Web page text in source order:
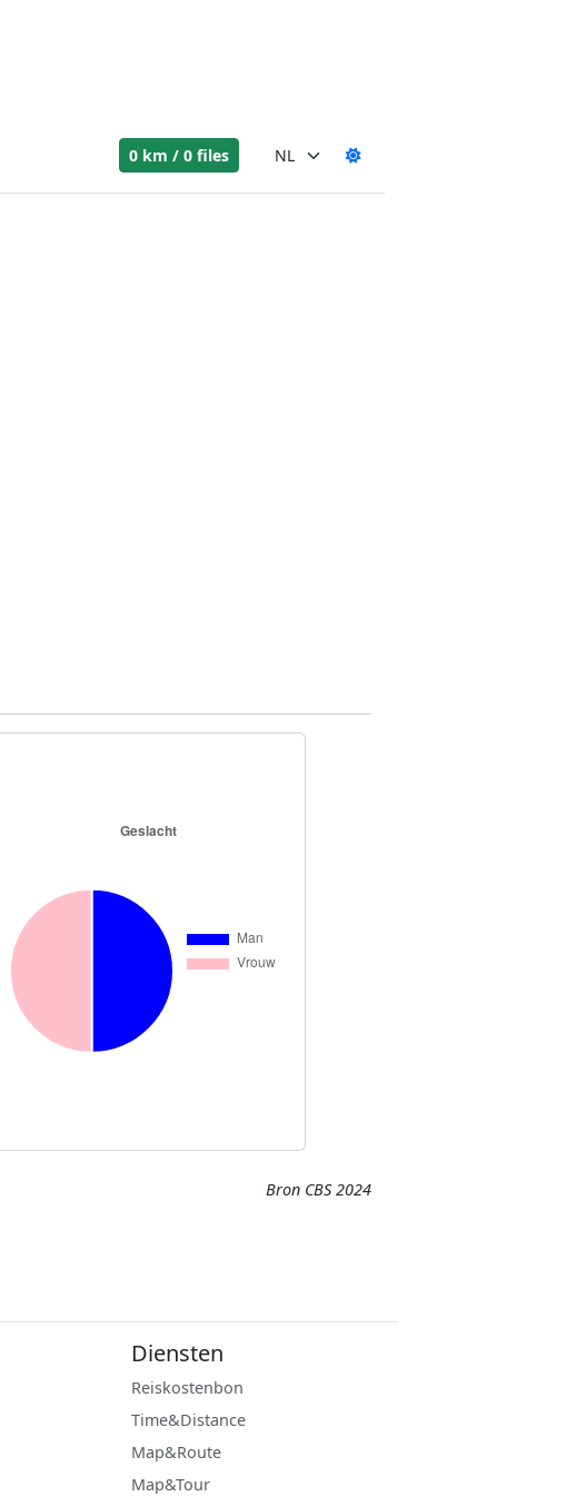
0 km / 0 files
Bron CBS 2024
Diensten
Reiskostenbon
Time&Distance
Map&Route
Map&Tour